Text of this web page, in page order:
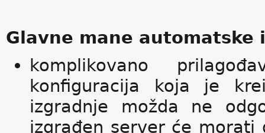
Glavne mane automatske
komplikovano
konfiguracija koja je
izgradnje možda ne
izgrađen server će morati